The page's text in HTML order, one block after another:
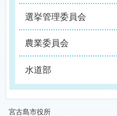
選挙管理委員会
農業委員会
水道部
宮古島市役所